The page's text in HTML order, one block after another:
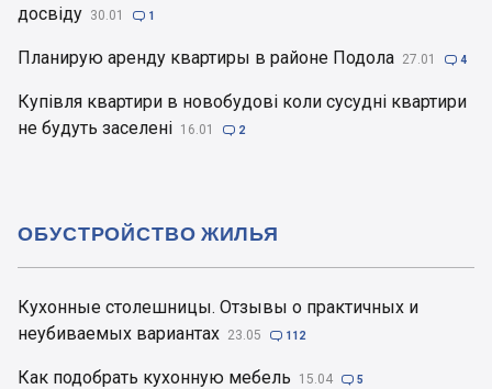
досвіду 30.01  1
Планирую аренду квартиры в районе Подола 27.01  4
Купівля квартири в новобудові коли сусудні квартири
не будуть заселені 16.01  2
Кухонные столешницы. Отзывы о практичных и
неубиваемых вариантах 23.05  112
Как подобрать кухонную мебель 15.04  5
ОБУСТРОЙСТВО ЖИЛЬЯ